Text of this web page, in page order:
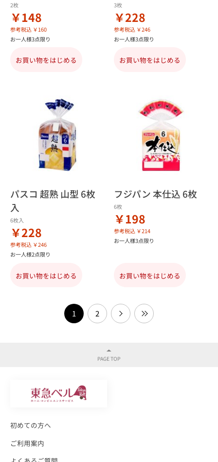
2枚
￥148
参考税込 ￥160
お一人様3点限り
お買い物をはじめる
3枚
￥228
参考税込 ￥246
お一人様3点限り
お買い物をはじめる
パスコ 超熟 山型 6枚
入
6枚入
￥228
参考税込 ￥246
お一人様2点限り
お買い物をはじめる
フジパン 本仕込 6枚
6枚
￥198
参考税込 ￥214
お一人様3点限り
お買い物をはじめる
1 2
初めての方へ
ご利用案内